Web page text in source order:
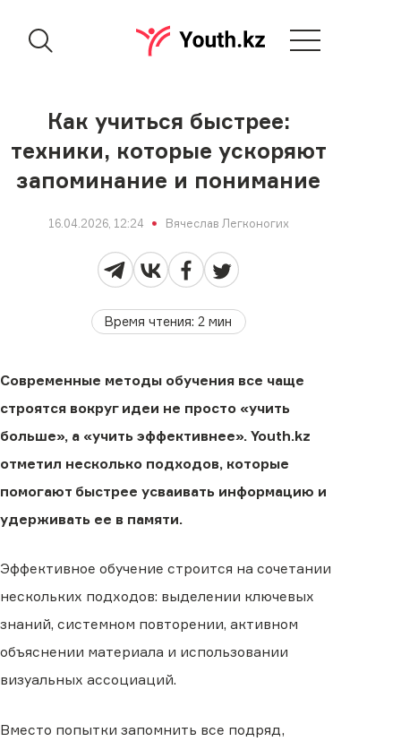
Как учиться быстрее:
техники, которые ускоряют
запоминание и понимание
16.04.2026, 12:24 Вячеслав Легконогих
Время чтения:2 мин
Современные методы обучения все чаще
строятся вокруг идеи не просто «учить
больше», а «учить эффективнее». Youth.kz
отметил несколько подходов, которые
помогают быстрее усваивать информацию и
удерживать ее в памяти.
Эффективное обучение строится на сочетании
нескольких подходов: выделении ключевых
знаний, системном повторении, активном
объяснении материала и использовании
визуальных ассоциаций.
Вместо попытки запомнить все подряд,